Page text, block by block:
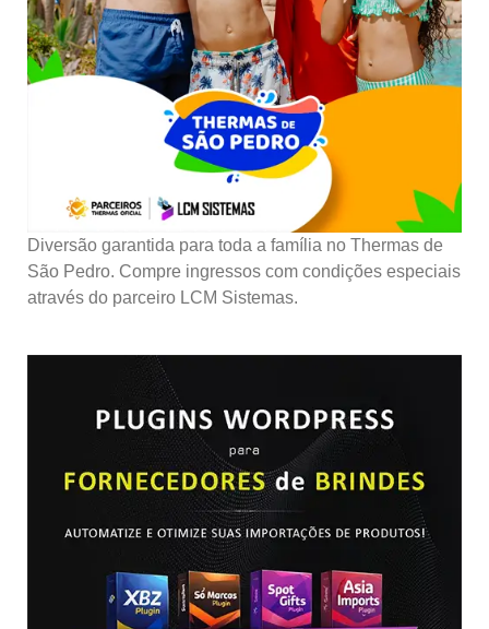
Diversão garantida para toda a família no Thermas de
São Pedro. Compre ingressos com condições especiais
através do parceiro LCM Sistemas.